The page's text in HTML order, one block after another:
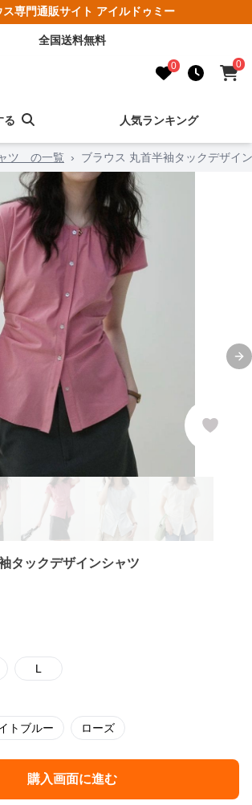
ス専門通販サイト アイルドゥミー
全国送料無料
0 0
る 人気ランキング
ツ の一覧 › ブラウス 丸首半袖タックデザイ
タックデザインシャツ
L
トブルー ローズ
購入画面に進む